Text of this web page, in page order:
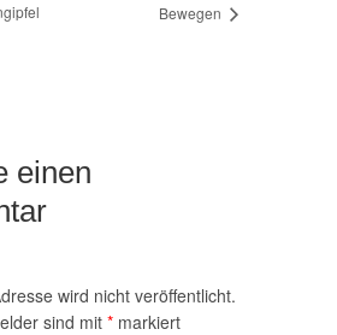
Bewegen
einen
wird nicht veröffentlicht.
sind mit * markiert